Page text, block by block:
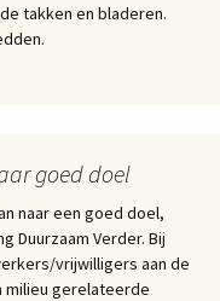
takken en bladeren.
goed doel
naar een goed doel,
Duurzaam Verder. Bij
vrijwilligers aan de
milieu gerelateerde